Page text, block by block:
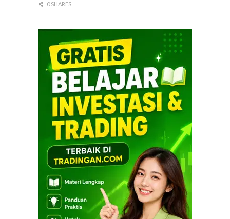
0 SHARES